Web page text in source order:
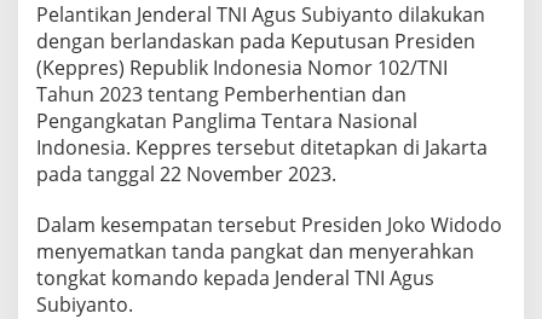
R
e
s
m
i
D
i
a
t
i
k
Pelantikan Jenderal TNI Agus Subiyanto dilakukan
dengan berlandaskan pada Keputusan Presiden
(Keppres) Republik Indonesia Nomor 102/TNI
Tahun 2023 tentang Pemberhentian dan
Pengangkatan Panglima Tentara Nasional
Indonesia. Keppres tersebut ditetapkan di Jakarta
pada tanggal 22 November 2023.
Dalam kesempatan tersebut Presiden Joko Widodo
menyematkan tanda pangkat dan menyerahkan
tongkat komando kepada Jenderal TNI Agus
Subiyanto.